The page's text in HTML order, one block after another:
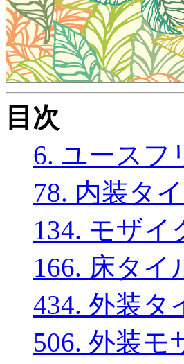
目次
6. ユースフ
78. 内装タ
134. モザイ
166. 床タイ
434. 外装タ
506. 外装モ